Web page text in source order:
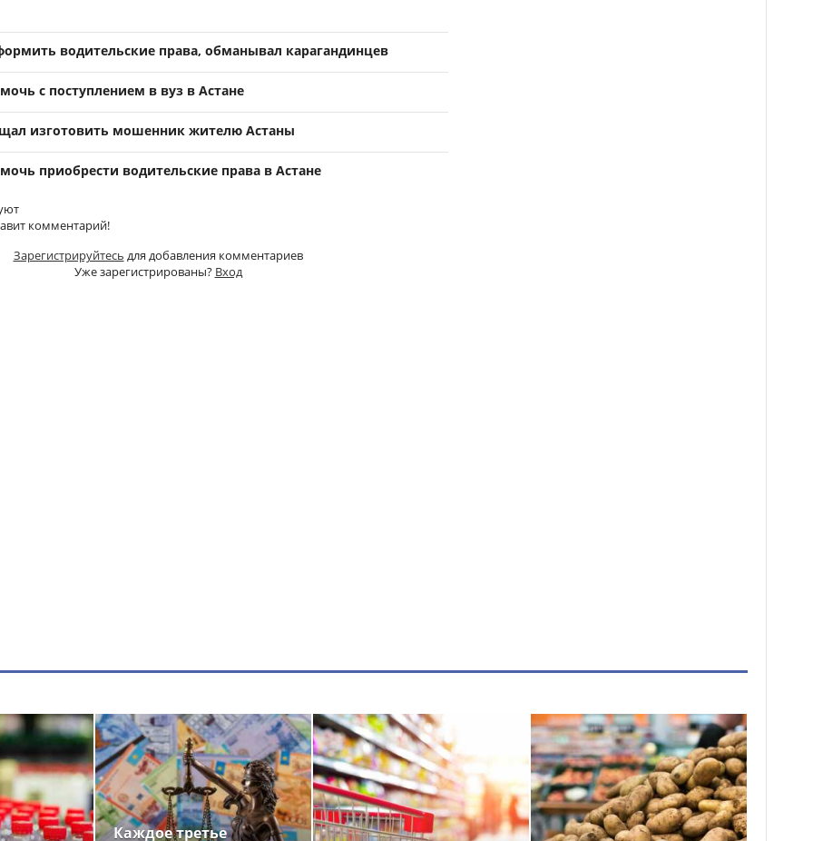
водительские права, обманывал карагандинцев
с поступлением в вуз в Астане
изготовить мошенник жителю Астаны
приобрести водительские права в Астане
комментарий!
Зарегистрируйтесь для добавления комментариев
Уже зарегистрированы? Вход
Каждое третье